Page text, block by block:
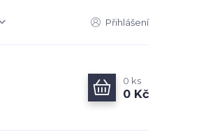
Přihlášení
0 ks
0 Kč